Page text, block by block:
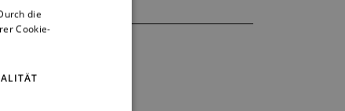
die
Cookie-